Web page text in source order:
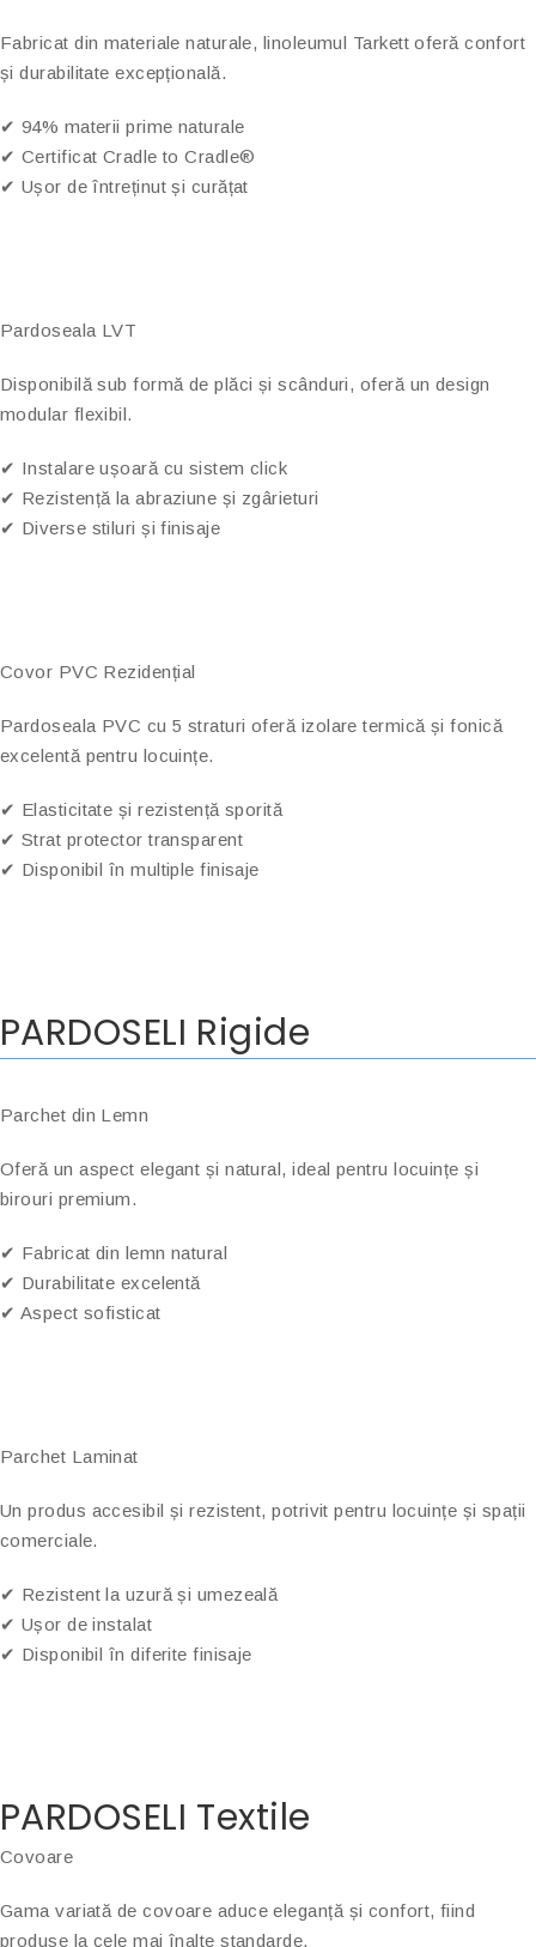
Fabricat din materiale naturale, linoleumul Tarkett oferă confort
și durabilitate excepțională.
✔ 94% materii prime naturale
✔ Certificat Cradle to Cradle®
✔ Ușor de întreținut și curățat
Pardoseala LVT
Disponibilă sub formă de plăci și scânduri, oferă un design
modular flexibil.
✔ Instalare ușoară cu sistem click
✔ Rezistență la abraziune și zgârieturi
✔ Diverse stiluri și finisaje
Covor PVC Rezidențial
Pardoseala PVC cu 5 straturi oferă izolare termică și fonică
excelentă pentru locuințe.
✔ Elasticitate și rezistență sporită
✔ Strat protector transparent
✔ Disponibil în multiple finisaje
PARDOSELI Rigide
Parchet din Lemn
Oferă un aspect elegant și natural, ideal pentru locuințe și
birouri premium.
✔ Fabricat din lemn natural
✔ Durabilitate excelentă
✔ Aspect sofisticat
Parchet Laminat
Un produs accesibil și rezistent, potrivit pentru locuințe și spații
comerciale.
✔ Rezistent la uzură și umezeală
✔ Ușor de instalat
✔ Disponibil în diferite finisaje
PARDOSELI Textile
Covoare
Gama variată de covoare aduce eleganță și confort, fiind
produse la cele mai înalte standarde.